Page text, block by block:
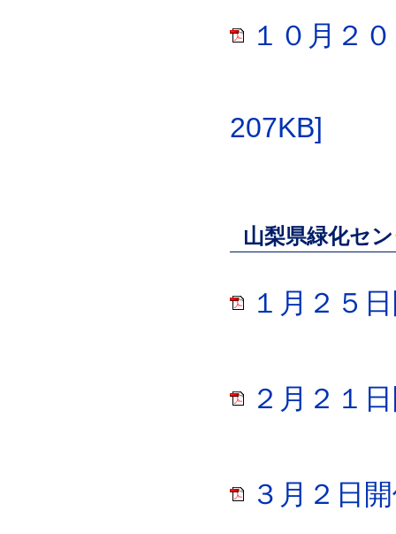
１０月２
207KB]
山梨県緑化セ
１月２５
２月２１
３月２日